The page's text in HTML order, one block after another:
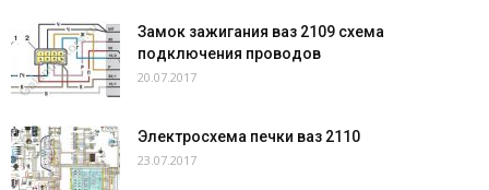
Замок зажигания ваз 2109 схема
подключения проводов
20.07.2017
Электросхема печки ваз 2110
23.07.2017